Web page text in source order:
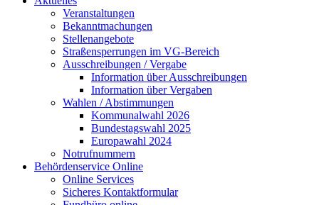
Veranstaltungen
Bekanntmachungen
Stellenangebote
Straßensperrungen im VG-Bereich
Ausschreibungen / Vergabe
Information über Ausschreibungen
Information über Vergaben
Wahlen / Abstimmungen
Kommunalwahl 2026
Bundestagswahl 2025
Europawahl 2024
Notrufnummern
Behördenservice Online
Online Services
Sicheres Kontaktformular